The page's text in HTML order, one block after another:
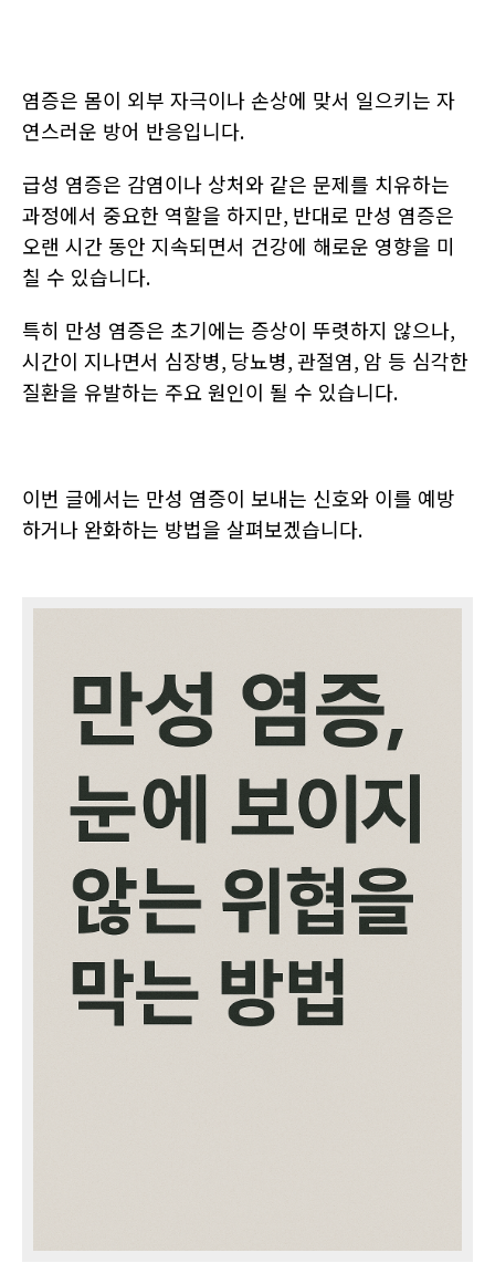
염증은 몸이 외부 자극이나 손상에 맞서 일으키는 자
연스러운 방어 반응입니다.
급성 염증은 감염이나 상처와 같은 문제를 치유하는
과정에서 중요한 역할을 하지만, 반대로 만성 염증은
오랜 시간 동안 지속되면서 건강에 해로운 영향을 미
칠 수 있습니다.
특히 만성 염증은 초기에는 증상이 뚜렷하지 않으나,
시간이 지나면서 심장병, 당뇨병,관절염, 암 등 심각한
질환을 유발하는 주요 원인이 될 수 있습니다.
이번 글에서는 만성 염증이 보내는 신호와 이를 예방
하거나 완화하는 방법을 살펴보겠습니다.